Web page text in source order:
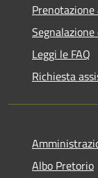
Leggi le FAQ
Richiesta
Albo Pretorio